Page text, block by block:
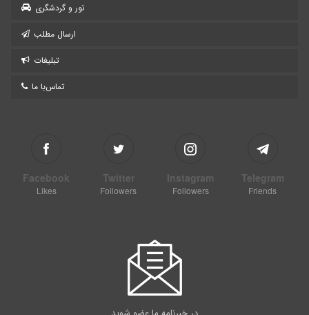
تور و گردشگری
ارسال مطلب
تبلیغات
تماس‌با ما
Facebook
Likes
Twitter
Followers
Instagram
Followers
Telegram
Friends